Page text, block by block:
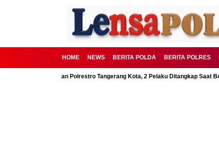
HOME NEWS BERITA POLDA BERITA POLRES
Digagalkan Polrestro Tangerang Kota, 2 Pelaku Ditangkap Saat Beraksi